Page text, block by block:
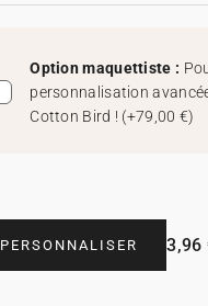
Option maquettiste :
personnalisation
Cotton Bird ! (+79,00 €)
PERSONNALISER 3,96